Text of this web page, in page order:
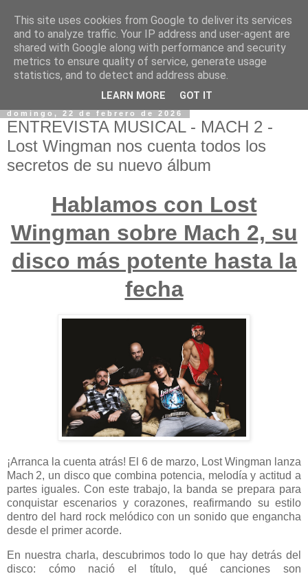
domingo, 22 de febrero de 2026
ENTREVISTA MUSICAL - MACH 2 -
Lost Wingman nos cuenta todos los
secretos de su nuevo álbum
Hablamos con Lost
Wingman sobre Mach 2, su
disco más potente hasta la
fecha
¡Arranca la cuenta atrás! El 6 de marzo, Lost Wingman lanza
Mach 2, un disco que combina potencia, melodía y actitud a
partes iguales. Con este trabajo, la banda se prepara para
conquistar escenarios y corazones, reafirmando su estilo
dentro del hard rock melódico con un sonido que engancha
desde el primer acorde.
En nuestra charla, descubrimos todo lo que hay detrás del
disco: cómo nació el título, qué canciones son
This site uses cookies from Google to deliver its services
and to analyze traffic. Your IP address and user-agent are
shared with Google along with performance and security
metrics to ensure quality of service, generate usage
statistics, and to detect and address abuse.
LEARN MORE GOT IT